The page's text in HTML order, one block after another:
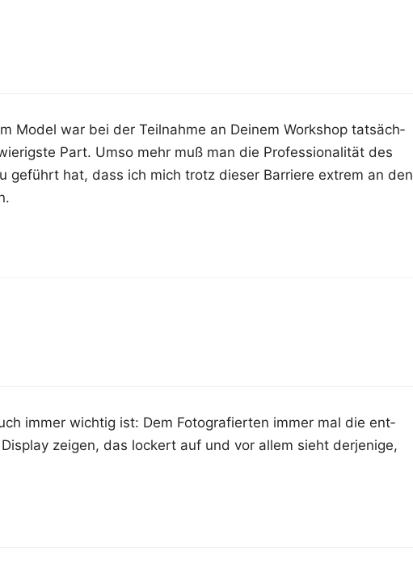
Model war bei der Teil­nah­me an Dei­nem Work­shop tat­säch­
Part. Umso mehr muß man die Pro­fes­sio­na­li­tät des
geführt hat, dass ich mich trotz die­ser Bar­rie­re extrem an den
immer wich­tig ist: Dem Foto­gra­fier­ten immer mal die ent­
zei­gen, das lockert auf und vor allem sieht der­je­ni­ge,